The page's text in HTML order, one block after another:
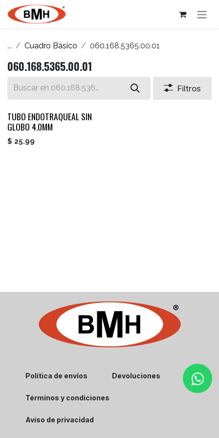
Ir al contenido
... Cuadro Básico 060.168.5365.00.01
060.168.5365.00.01
Filtros
TUBO ENDOTRAQUEAL SIN
GLOBO 4.0MM
$ 25.99
Política de envíos Devoluciones
Términos y condiciones
Aviso de privacidad